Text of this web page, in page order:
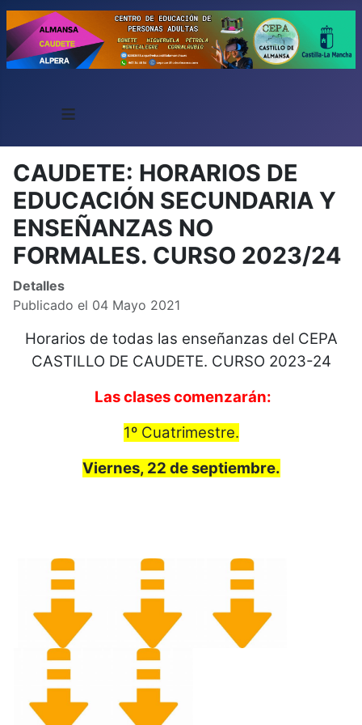
≡
CAUDETE: HORARIOS DE
EDUCACIÓN SECUNDARIA Y
ENSEÑANZAS NO
FORMALES. CURSO 2023/24
Detalles
Publicado el 04 Mayo 2021
Horarios de todas las enseñanzas del CEPA
CASTILLO DE CAUDETE. CURSO 2023-24
Las clases comenzarán:
1º Cuatrimestre.
Viernes, 22 de septiembre.